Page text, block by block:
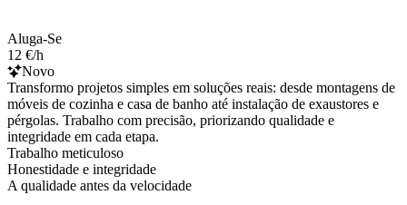
Aluga-Se
12 €/h
Novo
Transformo projetos simples em soluções reais: desde montagens de
móveis de cozinha e casa de banho até instalação de exaustores e
pérgolas. Trabalho com precisão, priorizando qualidade e
integridade em cada etapa.
Trabalho meticuloso
Honestidade e integridade
A qualidade antes da velocidade